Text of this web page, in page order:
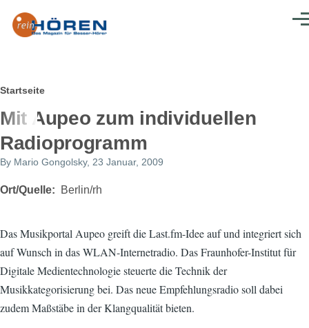
Pfadnavigation
Startseite
Mit Aupeo zum individuellen
Radioprogramm
By Mario Gongolsky, 23 Januar, 2009
Ort/Quelle Berlin/rh
Das Musikportal Aupeo greift die Last.fm-Idee auf und integriert sich
auf Wunsch in das WLAN-Internetradio. Das Fraunhofer-Institut für
Digitale Medientechnologie steuerte die Technik der
Musikkategorisierung bei. Das neue Empfehlungsradio soll dabei
zudem Maßstäbe in der Klangqualität bieten.